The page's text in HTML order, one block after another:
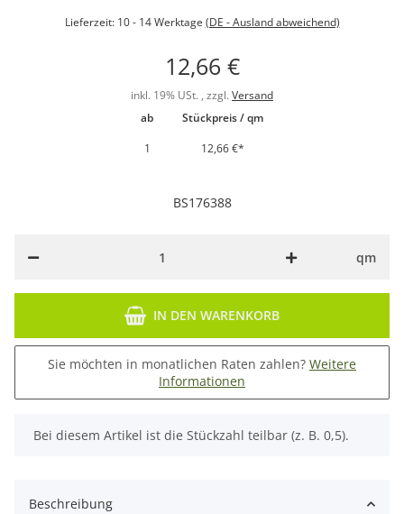
Lieferzeit: 10 - 14 Werktage (DE - Ausland abweichend)
12,66 €
inkl. 19% USt. , zzgl. Versand
ab
Stückpreis / qm
1
12,66 €*
BS176388
qm
IN DEN WARENKORB
Sie möchten in monatlichen Raten zahlen? Weitere
Informationen
x
Bei diesem Artikel ist die Stückzahl teilbar (z. B. 0,5).
Beschreibung